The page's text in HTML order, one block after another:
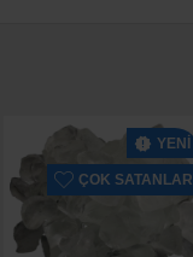
YENI
ÇOK SATANLAR